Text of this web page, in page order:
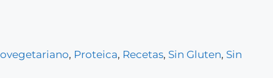
, Proteica, Recetas, Sin Gluten, Sin